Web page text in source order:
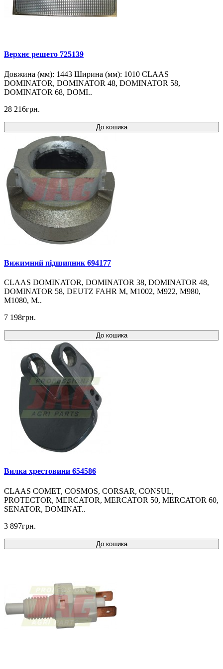
Верхнє решето 725139
Довжина (мм): 1443 Ширина (мм): 1010 CLAAS
DOMINATOR, DOMINATOR 48, DOMINATOR 58,
DOMINATOR 68, DOMI..
28 216грн.
До кошика
Вижимний підшипник 694177
CLAAS DOMINATOR, DOMINATOR 38, DOMINATOR 48,
DOMINATOR 58, DEUTZ FAHR M, M1002, M922, M980,
M1080, M..
7 198грн.
До кошика
Вилка хрестовини 654586
CLAAS COMET, COSMOS, CORSAR, CONSUL,
PROTECTOR, MERCATOR, MERCATOR 50, MERCATOR 60,
SENATOR, DOMINAT..
3 897грн.
До кошика